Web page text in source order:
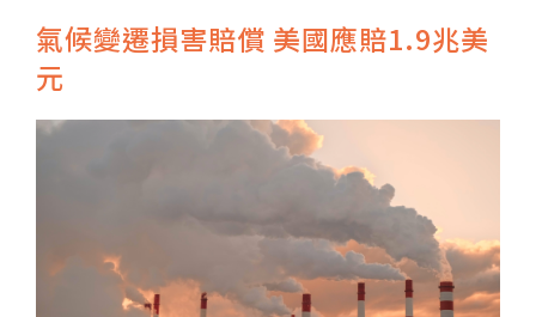
氣候變遷損害賠償 美國應賠1.9兆美
元